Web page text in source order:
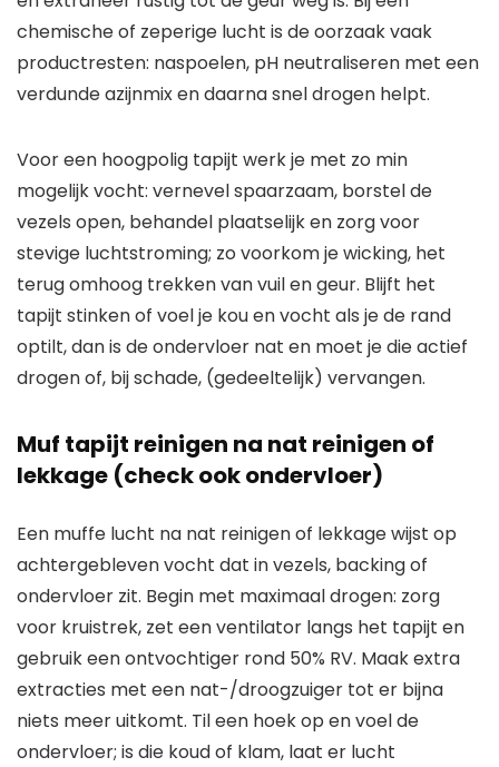
chemische of zeperige lucht is de oorzaak vaak
productresten: naspoelen, pH neutraliseren met een
verdunde azijnmix en daarna snel drogen helpt.
Voor een hoogpolig tapijt werk je met zo min
mogelijk vocht: vernevel spaarzaam, borstel de
vezels open, behandel plaatselijk en zorg voor
stevige luchtstroming; zo voorkom je wicking, het
terug omhoog trekken van vuil en geur. Blijft het
tapijt stinken of voel je kou en vocht als je de rand
optilt, dan is de ondervloer nat en moet je die actief
drogen of, bij schade, (gedeeltelijk) vervangen.
Muf tapijt reinigen na nat reinigen of
lekkage (check ook ondervloer)
Een muffe lucht na nat reinigen of lekkage wijst op
achtergebleven vocht dat in vezels, backing of
ondervloer zit. Begin met maximaal drogen: zorg
voor kruistrek, zet een ventilator langs het tapijt en
gebruik een ontvochtiger rond 50% RV. Maak extra
extracties met een nat-/droogzuiger tot er bijna
niets meer uitkomt. Til een hoek op en voel de
ondervloer; is die koud of klam, laat er lucht